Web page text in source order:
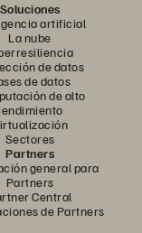
Soluciones
artificial
La nube
de datos
de datos
de alto
Sectores
Partners
general para
Partners
Central
de Partners